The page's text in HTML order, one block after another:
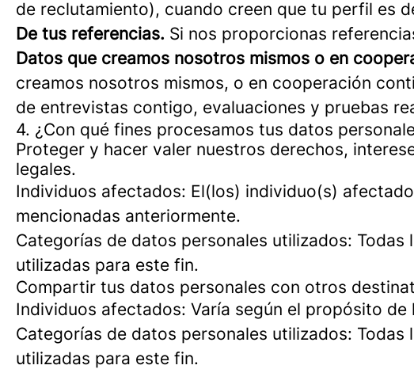
de reclutamiento), cuando creen que tu perfil es
De tus referencias. Si nos proporcionas
Datos que creamos nosotros mismos o en
creamos nosotros mismos, o en cooperación
de entrevistas contigo, evaluaciones y pruebas
4. ¿Con qué fines procesamos tus datos
Proteger y hacer valer nuestros derechos,
legales.
Individuos afectados: El(los) individuo(s)
mencionadas anteriormente.
Categorías de datos personales utilizados:
utilizadas para este fin.
Compartir tus datos personales con otros
Individuos afectados: Varía según el propósito
Categorías de datos personales utilizados:
utilizadas para este fin.